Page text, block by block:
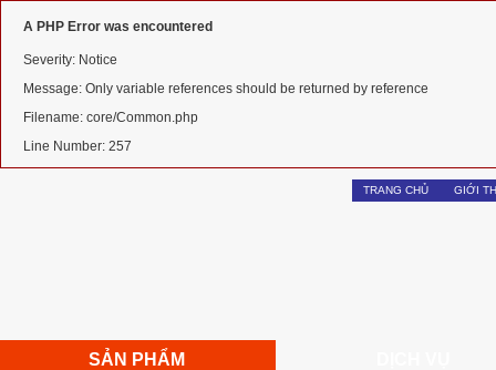
A PHP Error was encountered
Severity: Notice
Message: Only variable references should be returned by reference
Filename: core/Common.php
Line Number: 257
TRANG CHỦ GIỚI
SẢN PHẨM